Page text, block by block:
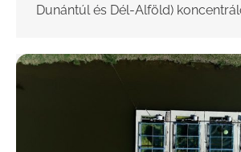
Dunántúl és Dél-Alföld)